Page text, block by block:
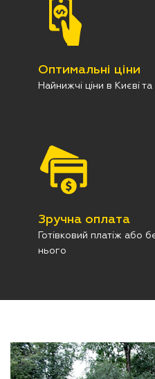
Оптимальні ціни
Найнижчі ціни в Києві та
Зручна оплата
Готівковий платіж або
нього